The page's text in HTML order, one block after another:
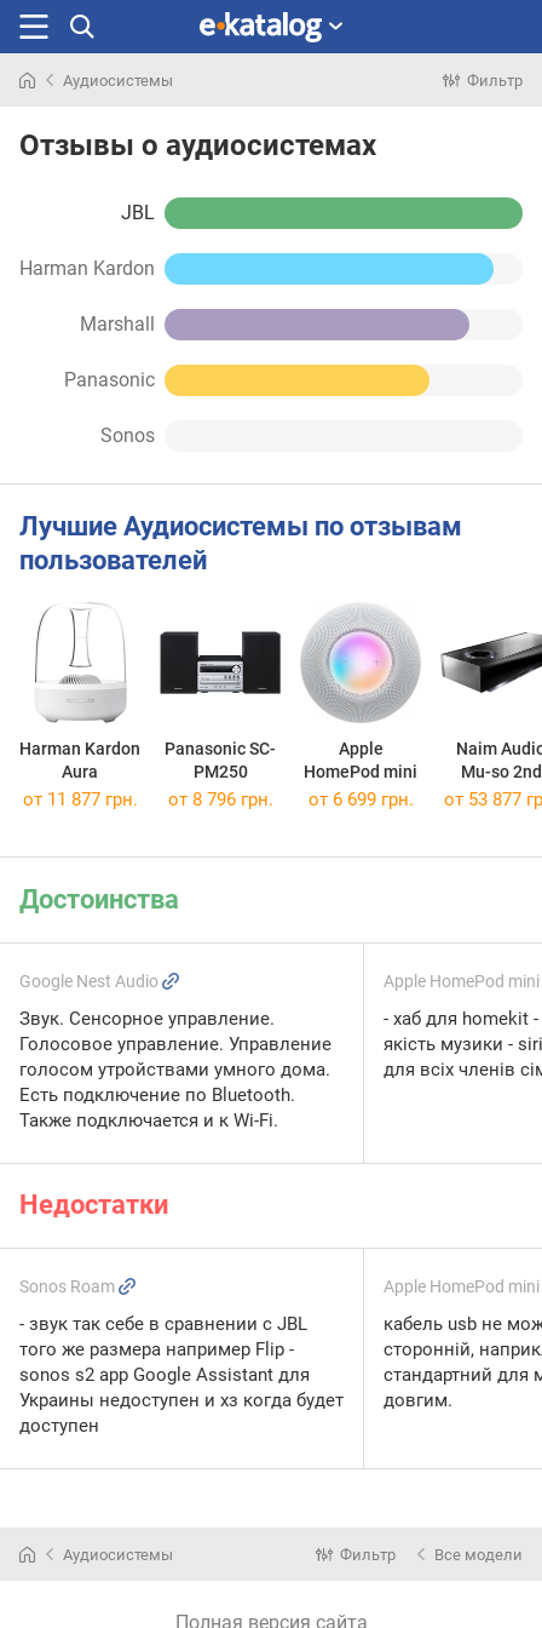
раньше
Аудиосистемы Фильтр
Отзывы о аудиосистемах
JBL
Harman Kardon
Marshall
Panasonic
Sonos
Лучшие Аудиосистемы по отзывам
пользователей
Harman Kardon
Aura
Panasonic SC-
PM250
Apple
HomePod mini
Naim
Mu-so 2nd
от 11 877 грн. от 8 796 грн. от 6 699 грн. от 53 877
Достоинства
Google Nest Audio
Звук. Сенсорное управление.
Голосовое управление. Управление
голосом утройствами умного дома.
Есть подключение по Bluetooth.
Также подключается и к Wi-Fi.
Apple HomePod mini
- хаб для homekit -
якість музики -
для всіх членів
Недостатки
Sonos Roam
- звук так себе в сравнении с JBL
того же размера например Flip -
sonos s2 app Google Assistant для
Украины недоступен и хз когда будет
доступен
Apple HomePod mini
кабель usb не
сторонній,
стандартний для
довгим.
Аудиосистемы Фильтр Все модели
Полная версия сайта